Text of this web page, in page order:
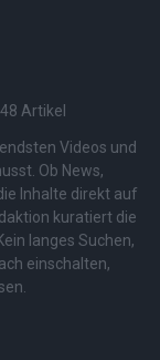
Artikel
Videos und
Ob News,
Inhalte direkt auf
kuratiert die
langes Suchen,
einschalten,